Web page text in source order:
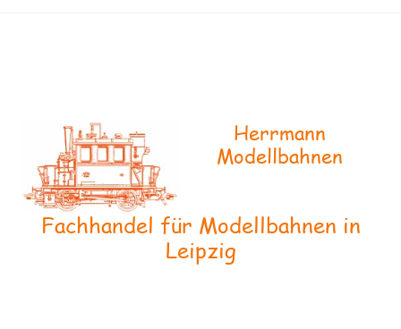
Herrmann
Modellbahnen
Fachhandel für Modellbahnen in
Leipzig